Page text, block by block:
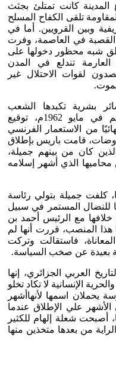
كانت تمتلئ بجثث
تلقى الكفاح المسلح
وبين القرويين. أما في
القصبة في العاصمة، وفرت
شبه محظور دخولها على
تندلع في المدن
لقوات الاحتلال غير
بشرية تكبدها الشعب
الجزائري تجاوزت المليون شهيد، تم في مايو 1962م، توقيع
من الاستعمار الفرنسي
قامت باريس بإطلاق
كان من بينهم جميلة،
الذي أشهر إسلامه
كلفت جميلة بتولي رئاسة
للنضال المستمر في سبيل
خلافها مع الرئيس أحمد بن
هذا المنصب، قررت أنها لم
فاستقالت وتركت
بعيدة عن صخب السياسة.
العربي الجزائري، إنها
الإنسانية لا تكاد تخلو
يحملان اسمها لأنهاأشهر
علي الإطلاق عندما
أصبحت شعلة إلهام للكثير
من بعدها متخذين منها